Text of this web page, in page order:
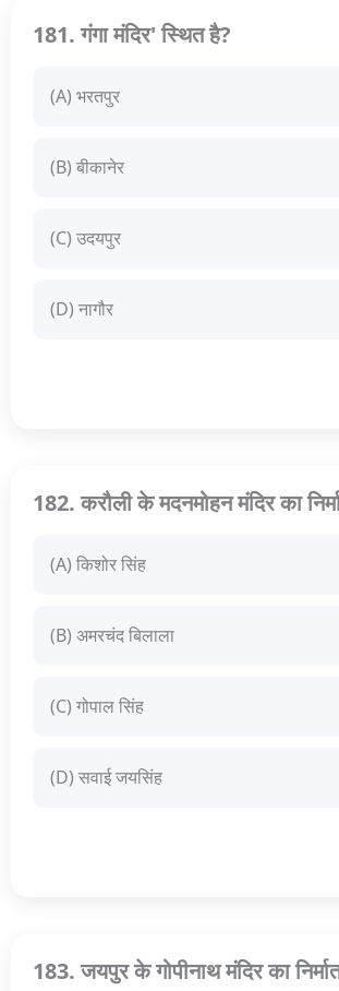
181. गंगा मंदिर' स्थित है?
(A) भरतपुर
(B) बीकानेर
(C) उदयपुर
(D) नागौर
182. करौली के मदनमोहन मंदिर का
(A) किशोर सिंह
(B) अमरचंद बिलाला
(C) गोपाल सिंह
(D) सवाई जयसिंह
183. जयपुर के गोपीनाथ मंदिर का